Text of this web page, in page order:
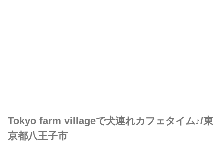
Tokyo farm villageで犬連れカフェタイム♪/東
京都八王子市